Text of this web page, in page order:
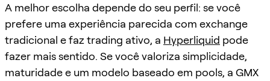
A melhor escolha depende do seu perfil: se você
prefere uma experiência parecida com exchange
tradicional e faz trading ativo, a Hyperliquid pode
fazer mais sentido. Se você valoriza simplicidade,
maturidade e um modelo baseado em pools, a GMX